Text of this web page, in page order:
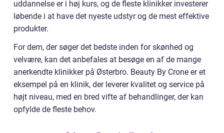
uddannelse er i høj kurs, og de fleste klinikker investerer
løbende i at have det nyeste udstyr og de mest effektive
produkter.
For dem, der søger det bedste inden for skønhed og
velvære, kan det anbefales at besøge en af de mange
anerkendte klinikker på Østerbro. Beauty By Crone er et
eksempel på en klinik, der leverer kvalitet og service på
højt niveau, med en bred vifte af behandlinger, der kan
opfylde de fleste behov.